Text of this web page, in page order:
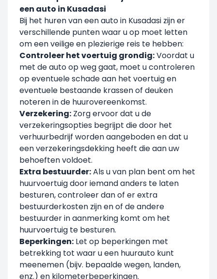
een auto in Kusadasi
Bij het huren van een auto in Kusadasi zijn er
verschillende punten waar u op moet letten
om een veilige en plezierige reis te hebben:
Controleer het voertuig grondig:Voordat u
met de auto op weg gaat, moet u controleren
op eventuele schade aan het voertuig en
eventuele bestaande krassen of deuken
noteren in de huurovereenkomst.
Verzekering: Zorg ervoor dat u de
verzekeringsopties begrijpt die door het
verhuurbedrijf worden aangeboden en dat u
een verzekeringsdekking heeft die aan uw
behoeften voldoet.
Extra bestuurder:Als u van plan bent om het
huurvoertuig door iemand anders te laten
besturen, controleer dan of er extra
bestuurderkosten zijn en of de andere
bestuurder in aanmerking komt om het
huurvoertuig te besturen.
Beperkingen: Let op beperkingen met
betrekking tot waar u een huurauto kunt
meenemen (bijv. bepaalde wegen, landen,
enz.) en kilometerbeperkingen.